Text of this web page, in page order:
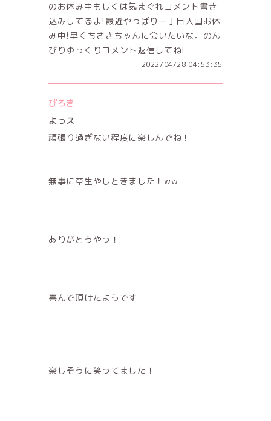
のお休み中もしくは気まぐれコメント書き
込みしてるよ!最近やっぱり一丁目入国お休
み中!早くちさきちゃんに会いたいな。のん
びりゆっくりコメント返信してね!
2022/04/28 04:53:35
ぴろき
よっス
頑張り過ぎない程度に楽しんでね！
無事に草生やしときました！ww
ありがとうやっ！
喜んで頂けたようです
楽しそうに笑ってました！